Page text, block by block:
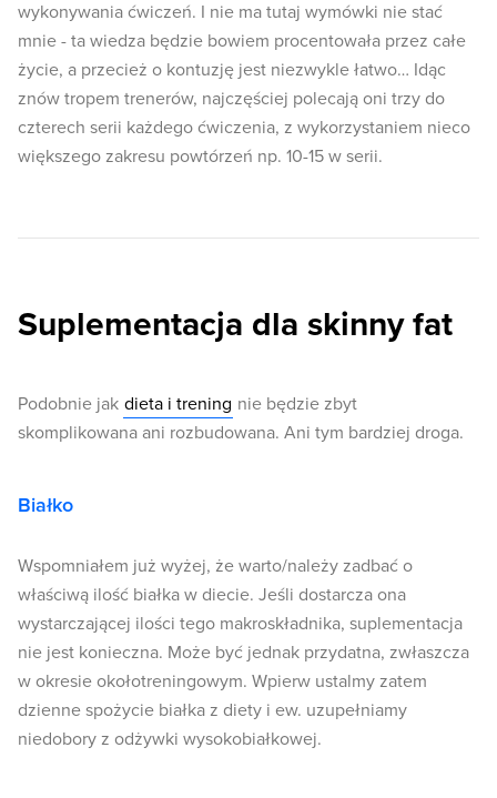
wykonywania ćwiczeń. I nie ma tutaj wymówki nie stać
mnie - ta wiedza będzie bowiem procentowała przez całe
życie, a przecież o kontuzję jest niezwykle łatwo… Idąc
znów tropem trenerów, najczęściej polecają oni trzy do
czterech serii każdego ćwiczenia, z wykorzystaniem nieco
większego zakresu powtórzeń np. 10-15 w serii.
Suplementacja dla skinny fat
Podobnie jak dieta i trening nie będzie zbyt
skomplikowana ani rozbudowana. Ani tym bardziej droga.
Białko
Wspomniałem już wyżej, że warto/należy zadbać o
właściwą ilość białka w diecie. Jeśli dostarcza ona
wystarczającej ilości tego makroskładnika, suplementacja
nie jest konieczna. Może być jednak przydatna, zwłaszcza
w okresie okołotreningowym. Wpierw ustalmy zatem
dzienne spożycie białka z diety i ew. uzupełniamy
niedobory z odżywki wysokobiałkowej.